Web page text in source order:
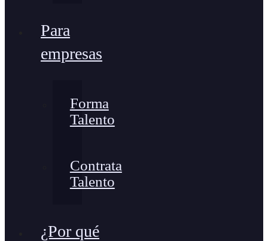
Para
empresas
Forma
Talento
Contrata
Talento
¿Por qué